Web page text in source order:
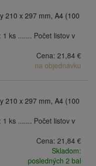
210 x 297 mm, A4 (100
1 ks ....... Počet listov v
Cena: 21,84 €
na objednávku
210 x 297 mm, A4 (100
1 ks ....... Počet listov v
Cena: 21,84 €
Skladom:
posledných 2 bal